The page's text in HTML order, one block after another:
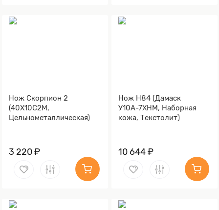
Нож Скорпион 2
(40Х10С2М,
Цельнометаллическая)
3 220 ₽
Нож Н84 (Дамаск
У10А-7ХНМ, Наборная
кожа, Текстолит)
10 644 ₽